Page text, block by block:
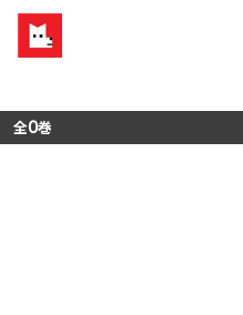
全0巻